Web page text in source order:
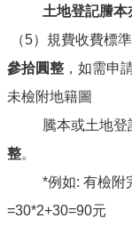
信
箱
資
安
全
土地登記謄本
（5）規費收費標
參拾圓整 ，如需申
未檢附地籍圖
騰本或土地登記
整。
*例如: 有檢附完
=30*2+30=90元